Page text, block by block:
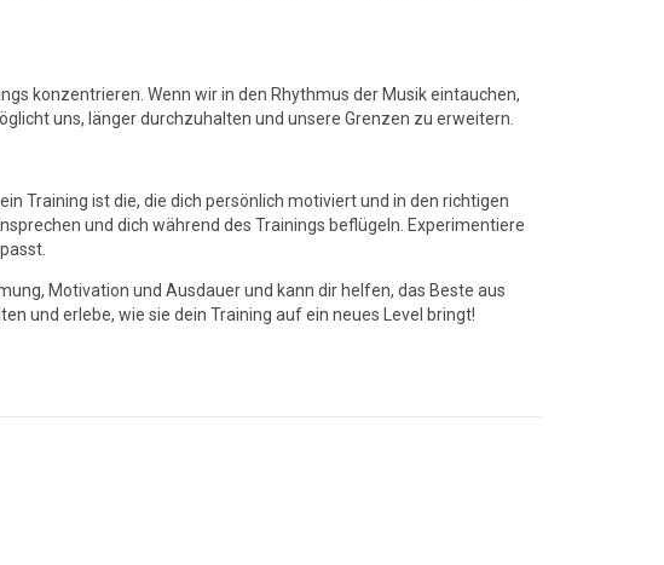
konzentrieren. Wenn wir in den Rhythmus der Musik eintauchen,
uns, länger durchzuhalten und unsere Grenzen zu erweitern.
Training ist die, die dich persönlich motiviert und in den richtigen
und dich während des Trainings beflügeln. Experimentiere
Motivation und Ausdauer und kann dir helfen, das Beste aus
und erlebe, wie sie dein Training auf ein neues Level bringt!